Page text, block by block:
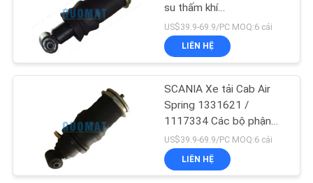
Phụ tùng treo Audi
94
su thấm khí
500379698/500307338
US$39.9-69.9/PC MOQ:6 cái
LIÊN HỆ
SCANIA Xe tải Cab Air
Spring 1331621 /
1117334 Các bộ phận
treo không khí Nhà sản
xuất
US$39.9-69.9/PC MOQ:6 cái
LIÊN HỆ